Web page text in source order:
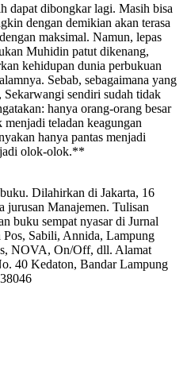
dapat dibongkar lagi. Masih bisa
dengan demikian akan terasa
maksimal. Namun, lepas
Muhidin patut dikenang,
kehidupan dunia perbukuan
Sebab, sebagaimana yang
sendiri sudah tidak
hanya orang-orang besar
teladan keagungan
hanya pantas menjadi
olok-olok.**
Dilahirkan di Jakarta, 16
Manajemen. Tulisan
buku sempat nyasar di Jurnal
Sabili, Annida, Lampung
NOVA, On/Off, dll. Alamat
40 Kedaton, Bandar Lampung